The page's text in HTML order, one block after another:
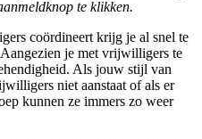
te klikken.
coördineert krijg je al snel te
je met vrijwilligers te
Als jouw stijl van
niet aanstaat of als er
kunnen ze immers zo weer